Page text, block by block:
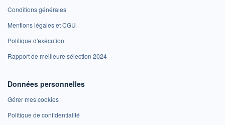
Conditions générales
Mentions légales et CGU
Politique d'exécution
Rapport de meilleure sélection 2024
Données personnelles
Gérer mes cookies
Politique de confidentialité